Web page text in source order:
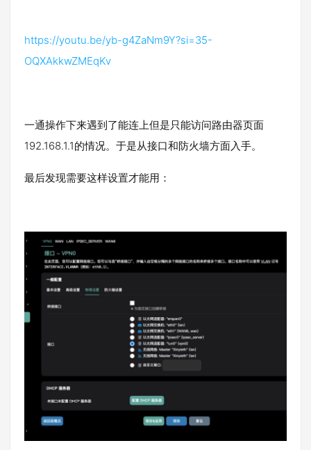
https://youtu.be/yb-g4ZaNm9Y?si=35-
OQXAkkwZMEqKv
一通操作下来遇到了能连上但是只能访问路由器页面
192.168.1.1的情况。于是从接口和防火墙方面入手。
最后发现需要这样设置才能用：